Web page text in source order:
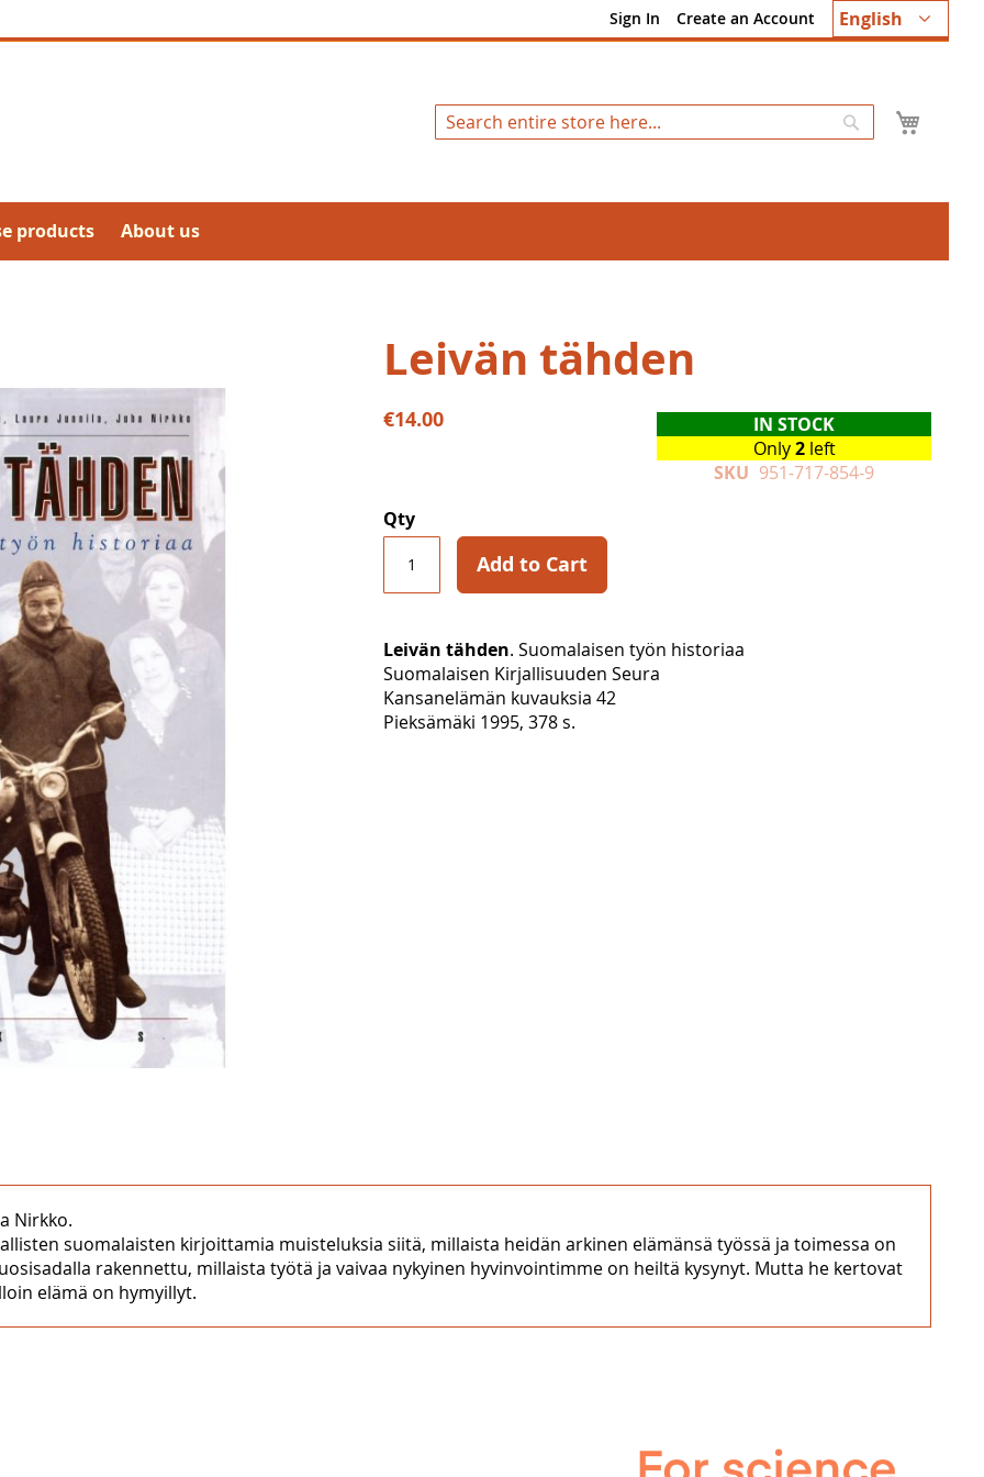
Language
English
Sign In Create an Account
Search
products About us
Leivän tähden
€14.00
IN STOCK
Only2left
SKU 951-717-854-9
Qty
Add to Cart
Leivän tähden. Suomalaisen työn historiaa
Suomalaisen Kirjallisuuden Seura
Kansanelämän kuvauksia 42
Pieksämäki 1995, 378 s.
Nirkko.
suomalaisten kirjoittamia muisteluksia siitä, millaista heidän arkinen elämänsä työssä ja toimessa on
rakennettu, millaista työtä ja vaivaa nykyinen hyvinvointimme on heiltä kysynyt. Mutta he kertovat
elämä on hymyillyt.